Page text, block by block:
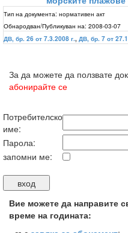
Тип на документа: нормативен акт
Обнародван/Публикуван на: 2008-03-07
ДВ, бр. 26 от 7.3.2008 г., ДВ, бр. 7 от
За да можете да ползвате
абонирайте се
Потребителско
име:
Парола:
запомни ме:
Вие можете да направите
време на годината: